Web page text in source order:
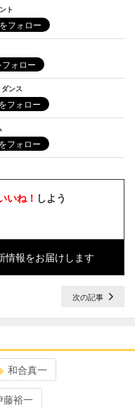
ト
ンス
いね！ しよう
情報をお届けします
次の記事
和合真一
藤裕一